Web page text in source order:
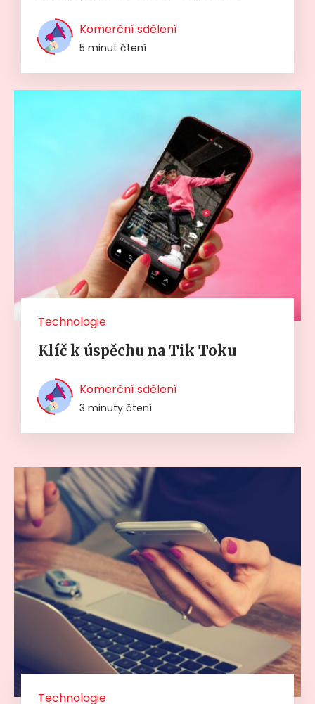
Komerční sdělení
5 minut čtení
Technologie
Klíč k úspěchu na Tik Toku
Komerční sdělení
3 minuty čtení
Technologie